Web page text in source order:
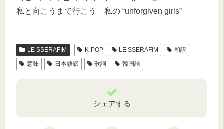
私と向こうまで行こう 私の “unforgiven girls”
LE SSERAFIM K-POP LE SSERAFIM
和訳
意味
日本語訳 歌詞 韓国語
シェアする